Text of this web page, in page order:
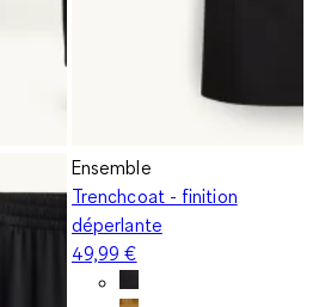
Ensemble
Trenchcoat - finition
déperlante
49,99 €